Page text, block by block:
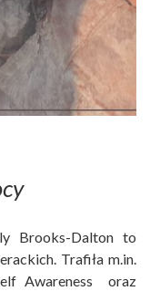
Brooks-Dalton to
Trafiła m.in.
Awareness oraz